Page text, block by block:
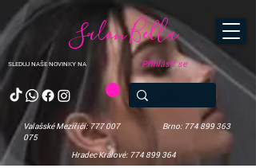
SLEDUJ NAŠE NOVINKY NA
Salon Bella
Valašské Meziříčí: 777 007
075
Brno: 774 899 363
Hradec Králové: 774 899 364
Přihlásit se